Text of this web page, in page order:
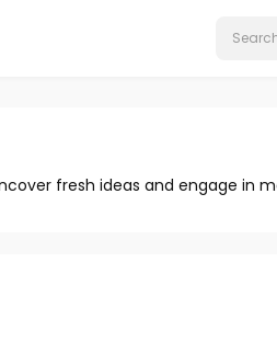
fresh ideas and engage in